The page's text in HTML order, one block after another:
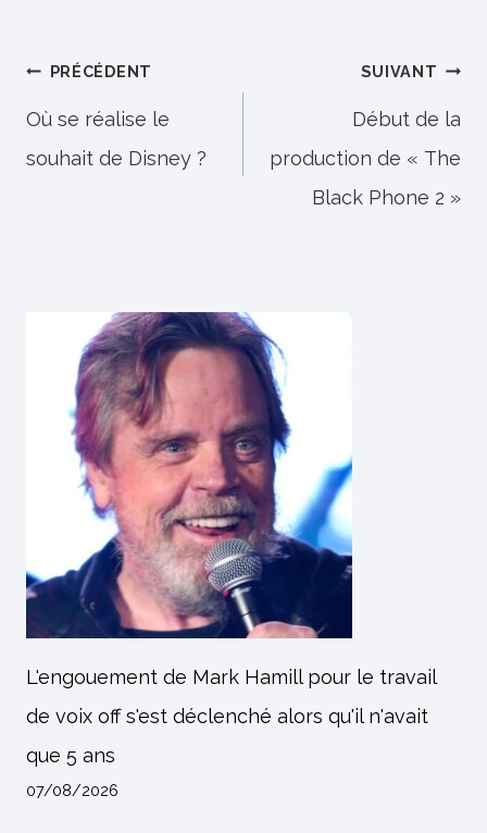
Navigation
de
l’article
PRÉCÉDENT
Où se réalise le
souhait de Disney ?
SUIVANT
Début de la
production de « The
Black Phone 2 »
L'engouement de Mark Hamill pour le travail
de voix off s'est déclenché alors qu'il n'avait
que 5 ans
07/08/2026